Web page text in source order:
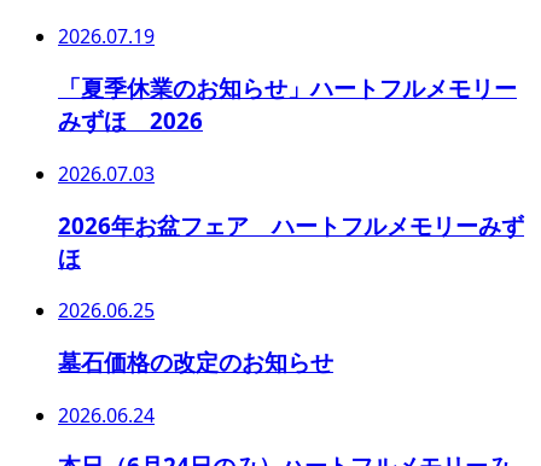
2026.07.19
「夏季休業のお知らせ」ハートフルメモリー
みずほ 2026
2026.07.03
2026年お盆フェア ハートフルメモリーみず
ほ
2026.06.25
墓石価格の改定のお知らせ
2026.06.24